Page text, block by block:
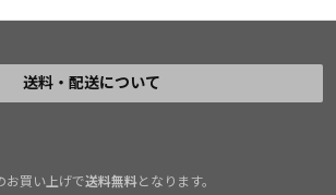
送料・配送について
お買い上げで送料無料となります。